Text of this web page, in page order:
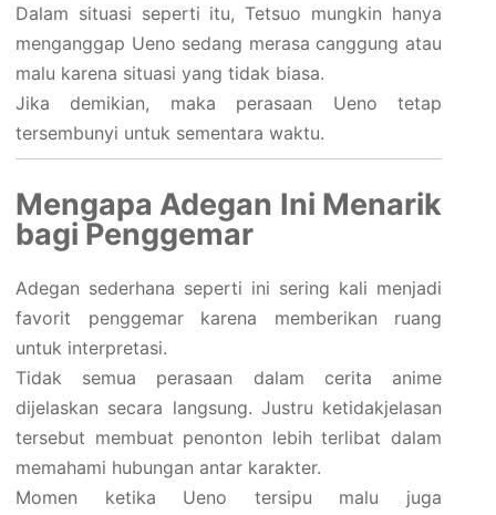
Dalam situasi seperti itu, Tetsuo mungkin hanya
menganggap Ueno sedang merasa canggung atau
malu karena situasi yang tidak biasa.
Jika demikian, maka perasaan Ueno tetap
tersembunyi untuk sementara waktu.
Mengapa Adegan Ini Menarik
bagi Penggemar
Adegan sederhana seperti ini sering kali menjadi
favorit penggemar karena memberikan ruang
untuk interpretasi.
Tidak semua perasaan dalam cerita anime
dijelaskan secara langsung. Justru ketidakjelasan
tersebut membuat penonton lebih terlibat dalam
memahami hubungan antar karakter.
Momen ketika Ueno tersipu malu juga